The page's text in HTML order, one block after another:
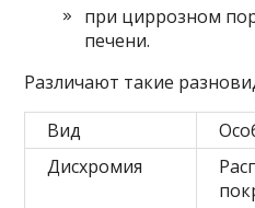
при циррозном
печени.
Различают такие
Вид
Дисхромия